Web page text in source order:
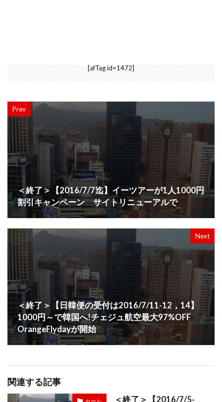
[afTag id=1472]
Prev
＜終了＞【2016/7/7迄】イーツアーが1人1000円
割引キャンペーン サイトリニューアルで
Next
＜終了＞【日韓便の受付は2016/7/11-12，14】
1000円～で韓国へ!チェジュ航空最大97%OFF
OrangeFlydayが開始
関連する記事
＜終了＞【2016/7/5-